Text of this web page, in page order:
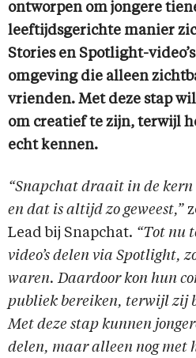
ontworpen om jongere
leeftijdsgerichte manier
Stories en Spotlight-
omgeving die alleen
vrienden. Met deze stap
om creatief te zijn, terwijl
echt kennen.
“Snapchat draait in de
en dat is altijd zo geweest,”
Lead bij Snapchat. “Tot nu
video’s delen via Spotlight,
waren. Daardoor kon hun
publiek bereiken, terwijl zij
Met deze stap kunnen
delen, maar alleen nog met